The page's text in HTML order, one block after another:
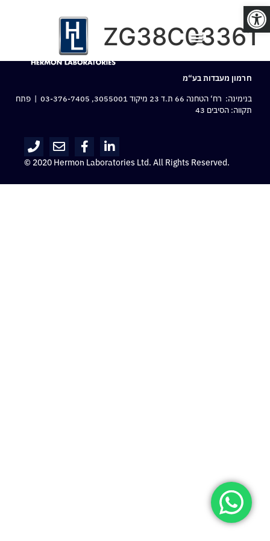
פתח סרגל נגישות
ZG38C03361
חרמון מעבדות בע“מ
בנימינה: רח‘ הטחנה 66 ת.ד 23 מיקוד 3055001,
03-376-7405 | פתח
תקווה: הסיבים 43
© 2020 Hermon Laboratories Ltd. All Rights Reserved.